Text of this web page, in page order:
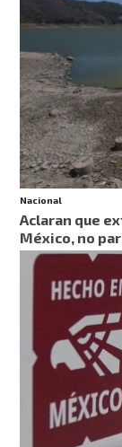
Nacional
Aclaran que
México, no